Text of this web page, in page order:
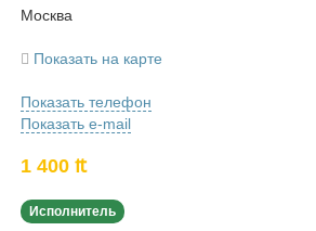
Москва
Показать на карте
Показать телефон
Показать e-mail
1 400 ₶
Исполнитель